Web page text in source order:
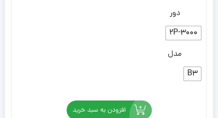
دور
2P-3000
مدل
‌B3
افزودن به سبد خرید